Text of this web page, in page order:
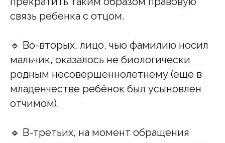
связь ребенка с отцом.
🔹️ Во-вторых, лицо, чью фамилию носил
мальчик, оказалось не биологически
родным несовершеннолетнему (еще в
младенчестве ребёнок был усыновлен
отчимом).
🔹️ В-третьих, на момент обращения